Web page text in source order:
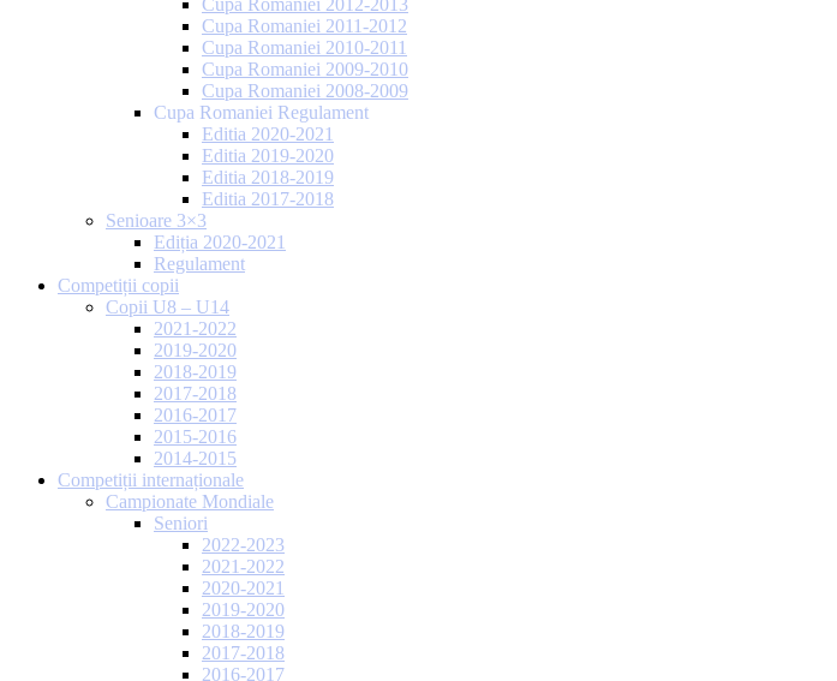
Cupa Romaniei 2012-2013
Cupa Romaniei 2011-2012
Cupa Romaniei 2010-2011
Cupa Romaniei 2009-2010
Cupa Romaniei 2008-2009
Cupa Romaniei Regulament
Editia 2020-2021
Editia 2019-2020
Editia 2018-2019
Editia 2017-2018
Senioare 3×3
Ediția 2020-2021
Regulament
Competiții copii
Copii U8 – U14
2021-2022
2019-2020
2018-2019
2017-2018
2016-2017
2015-2016
2014-2015
Competiții internaționale
Campionate Mondiale
Seniori
2022-2023
2021-2022
2020-2021
2019-2020
2018-2019
2017-2018
2016-2017